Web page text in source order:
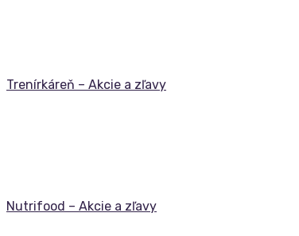
Trenírkáreň – Akcie a zľavy
Nutrifood – Akcie a zľavy